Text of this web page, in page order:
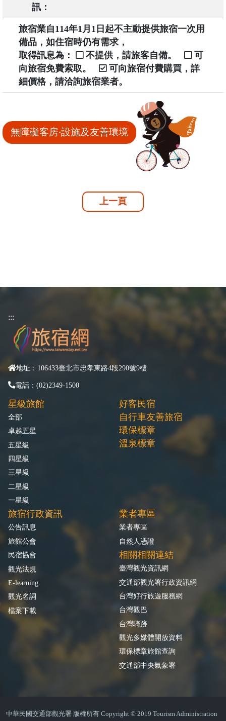
訊：
旅宿業自114年1月1日起不主動提供旅宿一次用
備品，如住宿時仍有需求，
取得訊息為：
不提供，請旅客自備。
可
向旅宿免費索取。
可向旅宿付費購買，詳
細價格，請洽詢旅宿業者。
無障礙客房‧設施及友善環境
上一頁
:::
地址：106433臺北市忠孝東路4段290號9樓
電話：(02)2349-1500
星級旅館
全部
卓越五星
五星級
四星級
三星級
二星級
一星級
好客民宿
自行車友善旅宿
環保標章
溫泉標章
旅宿行政資訊
公告訊息
旅館公會
民宿協會
觀光法規
E-learning
觀光名詞
檔案下載
業者專區
業者專區
自然人憑證
相關相關連結
臺灣觀光資訊網
交通部觀光署行政資訊網
台灣好行旅遊服務網
台灣觀巴
台灣騎跡
觀光多媒體開放資料
環保標章旅館查詢
交通部中央氣象署
中華民國交通部觀光署 版權所有 Copyright © 2019 Tourism Administration